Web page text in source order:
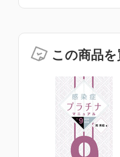
この商品